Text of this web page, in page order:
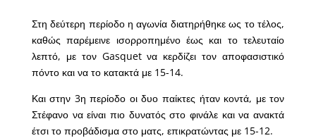
Στη δεύτερη περίοδο η αγωνία διατηρήθηκε ως το τέλος,
καθώς παρέμεινε ισορροπημένο έως και το τελευταίο
λεπτό, με τον Gasquet να κερδίζει τον αποφασιστικό
πόντο και να το κατακτά με 15-14.
Και στην 3η περίοδο οι δυο παίκτες ήταν κοντά, με τον
Στέφανο να είναι πιο δυνατός στο φινάλε και να ανακτά
έτσι το προβάδισμα στο ματς, επικρατώντας με 15-12.